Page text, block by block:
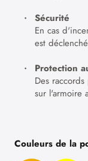
Sécurité
En cas
est
Protection
Des
sur l'armoire
Couleurs de la